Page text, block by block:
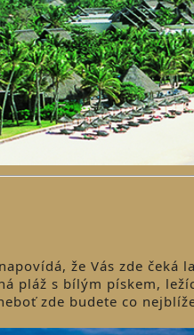
že Vás zde
pláž s bílým pískem,
zde budete co